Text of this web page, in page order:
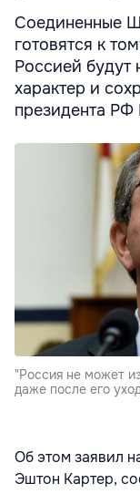
Соединенные
готовятся к
Россией будут
характер и
президента
"Россия не может
даже после его
Об этом заявил
Эштон Картер,